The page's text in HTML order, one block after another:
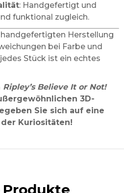
: Handgefertigt und
funktional zugleich.
Herstellung
bei Farbe und
Stück ist ein echtes
Ripley’s Believe It or Not!
3D-
Sie sich auf eine
Kuriositäten!